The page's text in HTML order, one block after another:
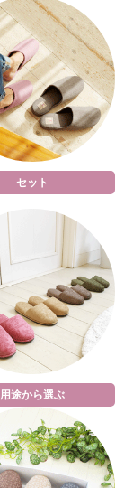
セット
用途から選ぶ